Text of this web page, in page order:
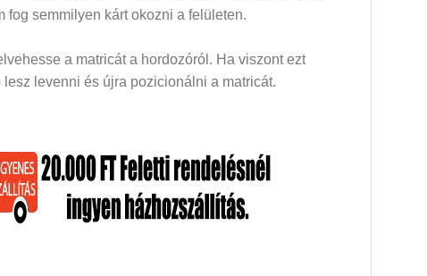
semmilyen kárt okozni a felületen.
a matricát a hordozóról. Ha viszont ezt
levenni és újra pozicionálni a matricát.